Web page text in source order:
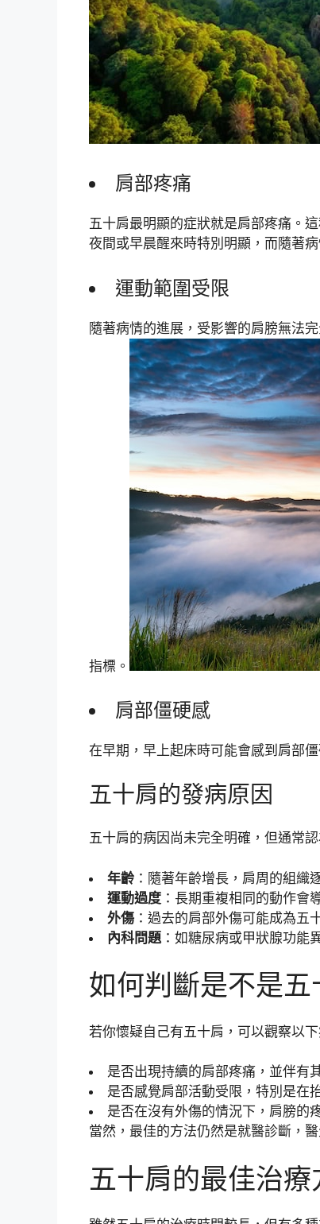
肩部疼痛
五十肩最明顯的症狀就是肩部疼痛。
夜間或早晨醒來時特別明顯，而隨著
運動範圍受限
隨著病情的進展，受影響的肩膀無法
指標。
肩部僵硬感
在早期，早上起床時可能會感到肩部
五十肩的發病原因
五十肩的病因尚未完全明確，但通常
年齡 ：隨著年齡增長，肩周的組織
運動過度 ：長期重複相同的動作會
外傷 ：過去的肩部外傷可能成為五
內科問題 ：如糖尿病或甲狀腺功能
如何判斷是不是五
若你懷疑自己有五十肩，可以觀察以下
是否出現持續的肩部疼痛，並伴有
是否感覺肩部活動受限，特別是在
是否在沒有外傷的情況下，肩膀的
當然，最佳的方法仍然是就醫診斷，
五十肩的最佳治療